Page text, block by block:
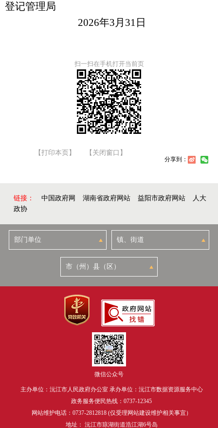
登记管理局
2026年3月 31 日
扫一扫在手机打开当前页
【打印本页】 【关闭窗口】
分享到：
链接： 中国政府网 湖南省政府网站 益阳市政府网站
人大
政协
微信公众号
主办单位：沅江市人民政府办公室 承办单位：沅江市数据资源服务中心
政务服务便民热线：0737-12345
网站维护电话：0737-2812818 (仅受理网站建设维护相关事宜）
地址： 沅江市琼湖街道浩江湖6号岛